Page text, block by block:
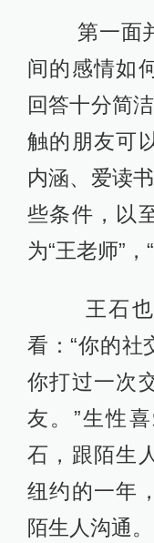
第一面并
间的感情如
回答十分简
触的朋友可
内涵、爱读
些条件，以
为“王老师”，
王石也慢
看：“你的社
你打过一次
友。”生性
石，跟陌生
纽约的一年
陌生人沟通。